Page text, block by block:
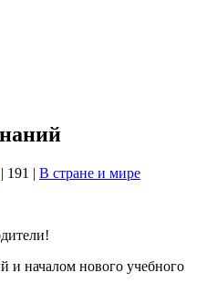
| 191 | В стране и мире
и началом нового учебного